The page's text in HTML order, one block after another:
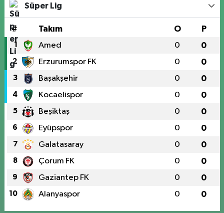
Süper Lig
# Takım O P
1 Amed 0 0
2 Erzurumspor FK 0 0
3 Başakşehir 0 0
4 Kocaelispor 0 0
5 Beşiktaş 0 0
6 Eyüpspor 0 0
7 Galatasaray 0 0
8 Çorum FK 0 0
9 Gaziantep FK 0 0
10 Alanyaspor 0 0